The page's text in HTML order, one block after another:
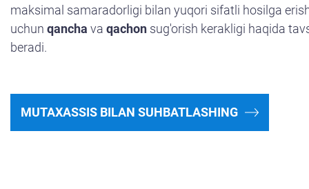
maksimal samaradorligi bilan yuqori sifatli hosilga
uchun qancha va qachon sug'orish kerakligi haqida
beradi.
MUTAXASSIS BILAN SUHBATLASHING